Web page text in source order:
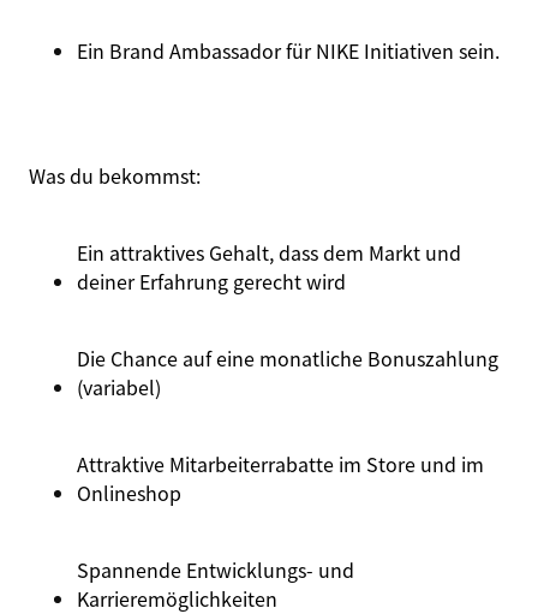
Ein Brand Ambassador fürNIKE Initiativen sein.
Was du bekommst:
Ein attraktives Gehalt, dass dem Markt und
deiner Erfahrung gerecht wird
Die Chance auf eine monatliche Bonuszahlung
(variabel)
Attraktive Mitarbeiterrabatte im Store und im
Onlineshop
Spannende Entwicklungs- und
Karrieremöglichkeiten